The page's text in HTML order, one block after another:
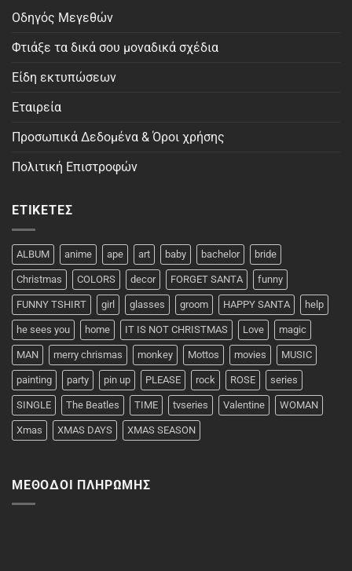
Οδηγός Μεγεθών
Φτιάξε τα δικά σου μοναδικά σχέδια
Είδη εκτυπώσεων
Εταιρεία
Προσωπικά Δεδομένα & Όροι χρήσης
Πολιτική Επιστροφών
ΕΤΙΚΈΤΕΣ
ALBUM anime ape art baby bachelor bride
Christmas COLORS decor FORGET SANTA funny
FUNNY TSHIRT girl glasses groom HAPPY SANTA help
he sees you home IT IS NOT CHRISTMAS Love magic
MAN merry chrismas monkey Mottos movies MUSIC
painting party pin up PLEASE rock ROSE series
SINGLE The Beatles TIME tvseries Valentine WOMAN
Xmas XMAS DAYS XMAS SEASON
ΜΈΘΟΔΟΙ ΠΛΗΡΩΜΉΣ